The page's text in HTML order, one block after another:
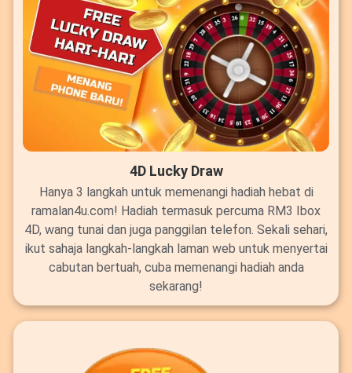
4D Lucky Draw
Hanya 3 langkah untuk memenangi hadiah hebat di
ramalan4u.com! Hadiah termasuk percuma RM3 Ibox
4D, wang tunai dan juga panggilan telefon. Sekali sehari,
ikut sahaja langkah-langkah laman web untuk menyertai
cabutan bertuah, cuba memenangi hadiah anda
sekarang!